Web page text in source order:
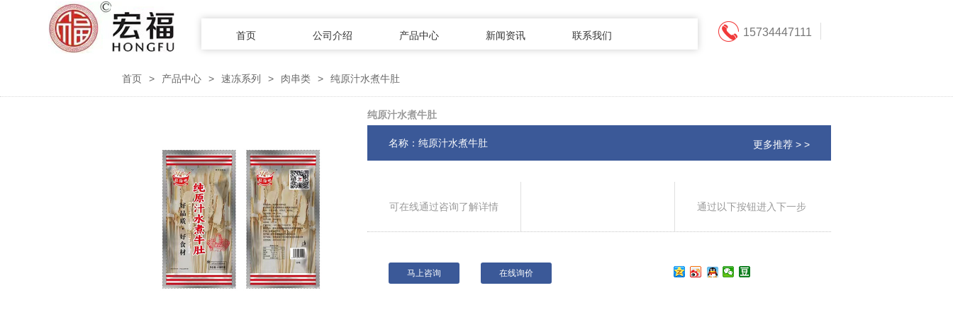
15734447111
首页 公司介绍 产品中心 新闻资讯 联系我们
首页 > 产品中心 > 速冻系列 > 肉串类 > 纯原汁水煮牛肚
纯原汁水煮牛肚
名称：纯原汁水煮牛肚 更多推荐 > >
可在线通过咨询了解详情 通过以下按钮进入下一步
马上咨询 在线询价